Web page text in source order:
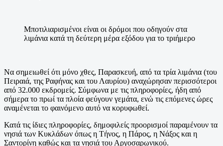
Μποτιλιαρισμένοι είναι οι δρόμοι που οδηγούν στα
λιμάνια κατά τη δεύτερη μέρα εξόδου για το τριήμερο
Να σημειωθεί ότι μόνο χθες, Παρασκευή, από τα τρία λιμάνια (του
Πειραιά, της Ραφήνας και του Λαυρίου) αναχώρησαν περισσότεροι
από 32.000 εκδρομείς. Σύμφωνα με τις πληροφορίες, ήδη από
σήμερα το πρωί τα πλοία φεύγουν γεμάτα, ενώ τις επόμενες ώρες
αναμένεται το φαινόμενο αυτό να κορυφωθεί.
Κατά τις ίδιες πληροφορίες, δημοφιλείς προορισμοί παραμένουν τα
νησιά των Κυκλάδων όπως η Τήνος, η Πάρος, η Νάξος και η
Σαντορίνη καθώς και τα νησιά του Αργοσαρωνικού.